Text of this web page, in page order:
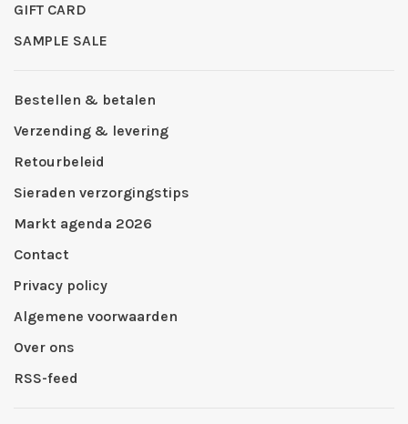
GIFT CARD
SAMPLE SALE
Bestellen & betalen
Verzending & levering
Retourbeleid
Sieraden verzorgingstips
Markt agenda 2026
Contact
Privacy policy
Algemene voorwaarden
Over ons
RSS-feed